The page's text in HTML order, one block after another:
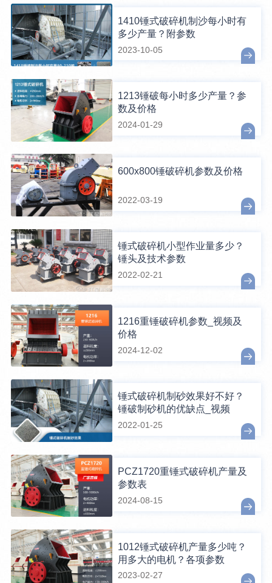
1410锤式破碎机制沙每小时有
多少产量？附参数
2023-10-05
1213锤破每小时多少产量？参
数及价格
2024-01-29
600x800锤破碎机参数及价格
2022-03-19
锤式破碎机小型作业量多少？
锤头及技术参数
2022-02-21
1216重锤破碎机参数_视频及
价格
2024-12-02
锤式破碎机制砂效果好不好？
锤破制砂机的优缺点_视频
2022-01-25
PCZ1720重锤式破碎机产量及
参数表
2024-08-15
1012锤式破碎机产量多少吨？
用多大的电机？各项参数
2023-02-27